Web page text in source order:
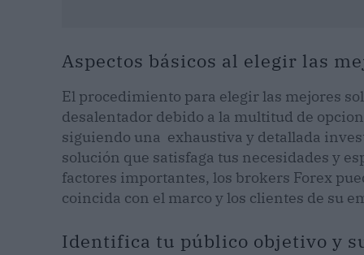
Aspectos básicos al elegir las
El procedimiento para elegir las mejores
desalentador debido a la multitud de
siguiendo una exhaustiva y detallada
solución que satisfaga tus necesidades y
factores importantes, los brokers Forex
coincida con el marco y los clientes de su
Identifica tu público objetivo y